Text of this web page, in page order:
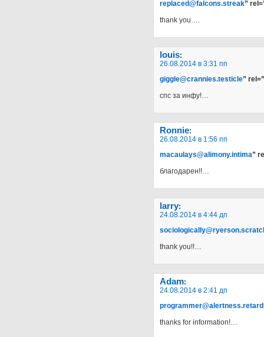
replaced@falcons.streak”
thank you….
louis:
26.08.2014 в 3:31 пп
giggle@crannies.testicle”
спс за инфу!…
Ronnie:
26.08.2014 в 1:56 пп
macaulays@alimony.intima”
благодарен!!…
larry:
24.08.2014 в 4:44 дп
thank you!!…
Adam:
24.08.2014 в 2:41 дп
thanks for information!…